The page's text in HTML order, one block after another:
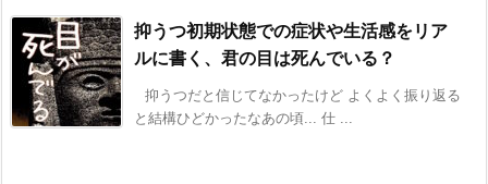
抑うつ初期状態での症状や生活感をリア
ルに書く、君の目は死んでいる？
抑うつだと信じてなかったけど よくよく振り返る
と結構ひどかったなあの頃... 仕 ...